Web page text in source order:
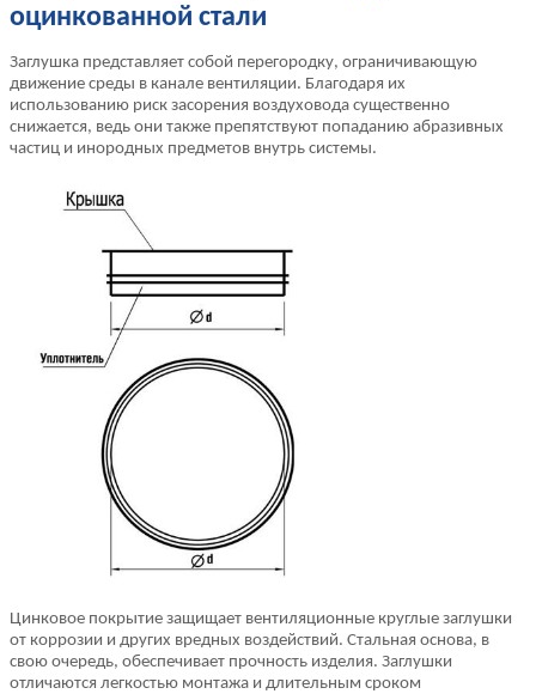
оцинкованной стали
Заглушка представляет собой перегородку, ограничивающую
движение среды в канале вентиляции. Благодаря их
использованию риск засорения воздуховода существенно
снижается, ведь они также препятствуют попаданию абразивных
частиц и инородных предметов внутрь системы.
Цинковое покрытие защищает вентиляционные круглые заглушки
от коррозии и других вредных воздействий. Стальная основа, в
свою очередь, обеспечивает прочность изделия. Заглушки
отличаются легкостью монтажа и длительным сроком